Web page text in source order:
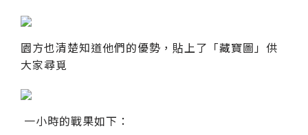
園方也清楚知道他們的優勢，貼上了「藏寶圖」供
大家尋覓
一小時的戰果如下：